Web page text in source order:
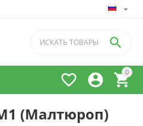
0




(Малтюроп)